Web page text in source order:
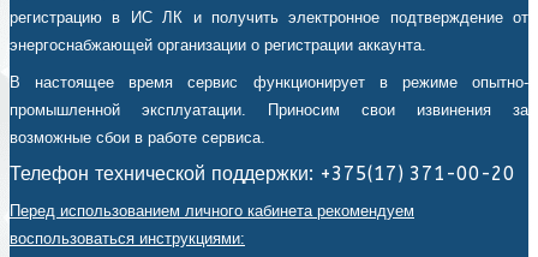
регистрацию в ИС ЛК и получить электронное подтверждение от
энергоснабжающей организации о регистрации аккаунта.
В настоящее время сервис функционирует в режиме опытно-
промышленной эксплуатации. Приносим свои извинения за
возможные сбои в работе сервиса.
Телефон технической поддержки: +375(17) 371-00-20
Перед использованием личного кабинета рекомендуем
воспользоваться инструкциями: